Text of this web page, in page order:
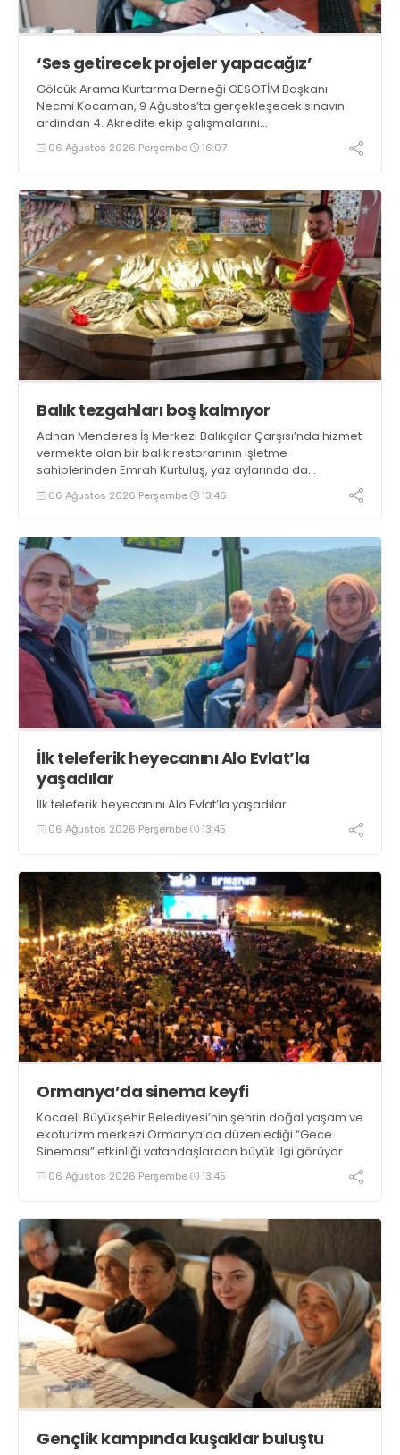
‘Ses getirecek projeler yapacağız’
Gölcük Arama Kurtarma Derneği GESOTİM Başkanı
Necmi Kocaman, 9 Ağustos’ta gerçekleşecek sınavın
ardından 4. Akredite ekip çalışmalarını
tamamlayacaklarını ifade ederek açıklamalarda
bulundu. Kocaman, “Gölcük’te ve Kocaeli genelinde ses
06 Ağustos 2026 Perşembe 16:07
Balık tezgahları boş kalmıyor
Adnan Menderes İş Merkezi Balıkçılar Çarşısı’nda hizmet
vermekte olan bir balık restoranının işletme
sahiplerinden Emrah Kurtuluş, yaz aylarında da
tezgahlarda taze balık bulunduğunu ifade ederek “Yıl
boyunca tezgahlarda taze balık bulmak mümkün
06 Ağustos 2026 Perşembe 13:46
İlk teleferik heyecanını Alo Evlat’la
yaşadılar
İlk teleferik heyecanını Alo Evlat’la yaşadılar
06 Ağustos 2026 Perşembe 13:45
Ormanya’da sinema keyfi
Kocaeli Büyükşehir Belediyesi’nin şehrin doğal yaşam ve
ekoturizm merkezi Ormanya’da düzenlediği “Gece
Sineması” etkinliği vatandaşlardan büyük ilgi görüyor
06 Ağustos 2026 Perşembe 13:45
Gençlik kampında kuşaklar buluştu